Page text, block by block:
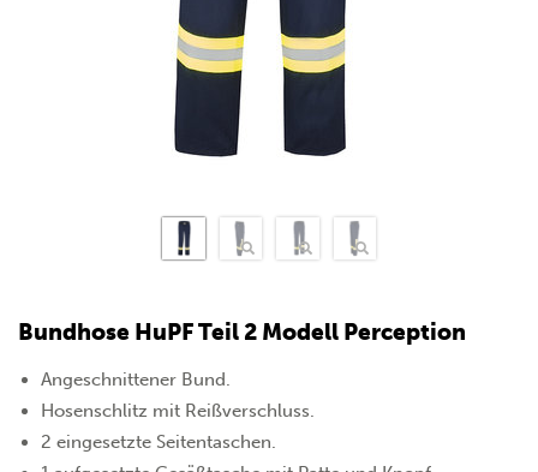
Bundhose HuPF Teil 2 Modell Perception
Angeschnittener Bund.
Hosenschlitz mit Reißverschluss.
2 eingesetzte Seitentaschen.